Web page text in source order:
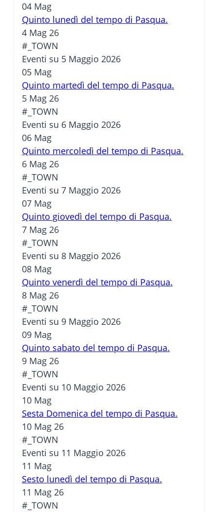
04 Mag
Quinto lunedì del tempo di Pasqua.
4 Mag 26
#_TOWN
Eventi su 5 Maggio 2026
05 Mag
Quinto martedì del tempo di Pasqua.
5 Mag 26
#_TOWN
Eventi su 6 Maggio 2026
06 Mag
Quinto mercoledì del tempo di Pasqua.
6 Mag 26
#_TOWN
Eventi su 7 Maggio 2026
07 Mag
Quinto giovedì del tempo di Pasqua.
7 Mag 26
#_TOWN
Eventi su 8 Maggio 2026
08 Mag
Quinto venerdì del tempo di Pasqua.
8 Mag 26
#_TOWN
Eventi su 9 Maggio 2026
09 Mag
Quinto sabato del tempo di Pasqua.
9 Mag 26
#_TOWN
Eventi su 10 Maggio 2026
10 Mag
Sesta Domenica del tempo di Pasqua.
10 Mag 26
#_TOWN
Eventi su 11 Maggio 2026
11 Mag
Sesto lunedì del tempo di Pasqua.
11 Mag 26
#_TOWN